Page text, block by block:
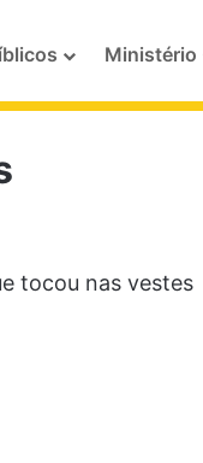
Ministério
tocou nas vestes